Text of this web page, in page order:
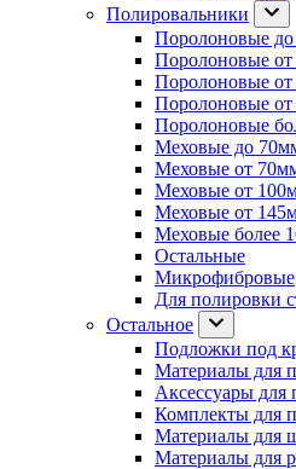
Полировальники
Поролоновые
Поролоновые
Поролоновые
Поролоновые
Поролоновые
Меховые до
Меховые от
Меховые от
Меховые от
Меховые более
Остальные
Микрофибровые
Для полировки
Остальное
Подложки под
Материалы для
Аксессуары для
Комплекты для
Материалы для
Материалы для